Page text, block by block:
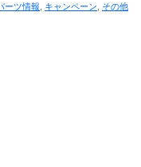
ーツ情報 キャンペーン その他